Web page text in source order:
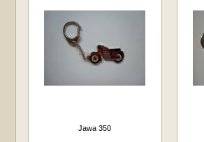
Jawa 350